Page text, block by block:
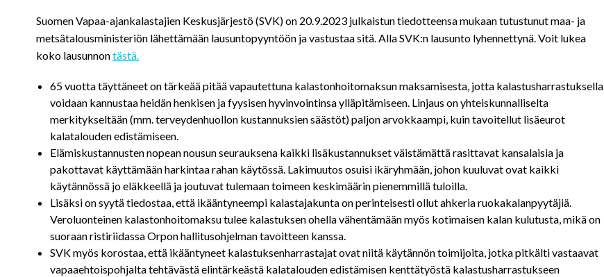
Suomen Vapaa-ajankalastajien Keskusjärjestö (SVK) on 20.9.2023 julkaistun tiedotteensa mukaan tutustunut maa- ja
metsätalousministeriön lähettämään lausuntopyyntöön ja vastustaa sitä. Alla SVK:n lausunto lyhennettynä. Voit lukea
koko lausunnontästä.
65 vuotta täyttäneet on tärkeää pitää vapautettuna kalastonhoitomaksun maksamisesta, jotta kalastusharrastuksella
voidaan kannustaa heidän henkisen ja fyysisen hyvinvointinsa ylläpitämiseen. Linjaus on yhteiskunnalliselta
merkitykseltään (mm. terveydenhuollon kustannuksien säästöt) paljon arvokkaampi, kuin tavoitellut lisäeurot
kalatalouden edistämiseen.
Elämiskustannusten nopean nousun seurauksena kaikki lisäkustannukset väistämättä rasittavat kansalaisia ja
pakottavat käyttämään harkintaa rahan käytössä. Lakimuutos osuisi ikäryhmään, johon kuuluvat ovat kaikki
käytännössä jo eläkkeellä ja joutuvat tulemaan toimeen keskimäärin pienemmillä tuloilla.
Lisäksi on syytä tiedostaa, että ikääntyneempi kalastajakunta on perinteisesti ollut ahkeria ruokakalanpyytäjiä.
Veroluonteinen kalastonhoitomaksu tulee kalastuksen ohella vähentämään myös kotimaisen kalan kulutusta, mikä on
suoraan ristiriidassa Orpon hallitusohjelman tavoitteen kanssa.
SVK myös korostaa, että ikääntyneet kalastuksenharrastajat ovat niitä käytännön toimijoita, jotka pitkälti vastaavat
vapaaehtoispohjalta tehtävästä elintärkeästä kalatalouden edistämisen kenttätyöstä kalastusharrastukseen